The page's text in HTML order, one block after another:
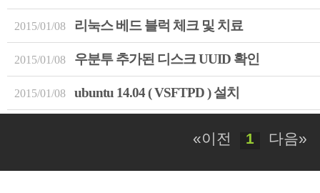
2015/01/08 리눅스 베드 블럭 체크 및 치료
2015/01/08 우분투 추가된 디스크 UUID 확인
2015/01/08 ubuntu 14.04 ( VSFTPD ) 설치
«이전 1 다음»